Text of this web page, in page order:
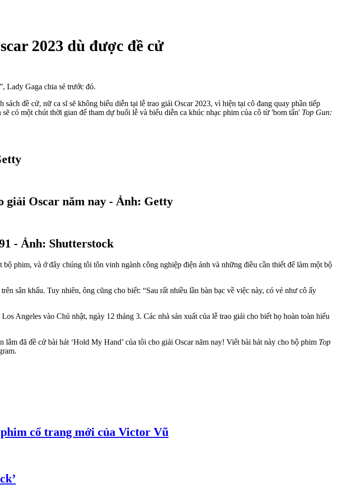
2023 dù được đề cử
Lady Gaga chia sẻ trước đó.
đề cử, nữ ca sĩ sẽ không biểu diễn tại lễ trao giải Oscar 2023, vì hiện tại cô đang quay phần tiếp
có một chút thời gian để tham dự buổi lễ và biểu diễn ca khúc nhạc phim của cô từ 'bom tấn' Top Gun:
giải Oscar năm nay - Ảnh: Getty
- Ảnh: Shutterstock
phim, và ở đây chúng tôi tôn vinh ngành công nghiệp điện ảnh và những điều cần thiết để làm một bộ
sân khấu. Tuy nhiên, ông cũng cho biết: “Sau rất nhiều lần bàn bạc về việc này, có vẻ như cô ấy
Angeles vào Chủ nhật, ngày 12 tháng 3. Các nhà sản xuất của lễ trao giải cho biết họ hoàn toàn hiểu
đã đề cử bài hát ‘Hold My Hand’ của tôi cho giải Oscar năm nay! Viết bài hát này cho bộ phim Top
cổ trang mới của Victor Vũ